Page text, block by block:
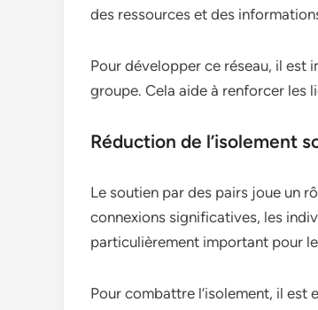
des ressources et des
Pour développer ce réseau, il est
groupe. Cela aide à renforcer les
Réduction de l’isolement
Le soutien par des pairs joue un
connexions significatives, les
particulièrement important pour
Pour combattre l’isolement, il est